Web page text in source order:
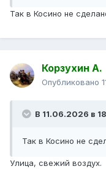
Так в Косино не
Корзухин А.
Опубликовано
В 11.06.2026 в
Так в Косино не
Улица, свежий воздух.